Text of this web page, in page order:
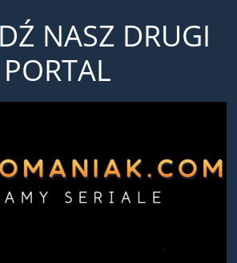
NASZ DRUGI
PORTAL